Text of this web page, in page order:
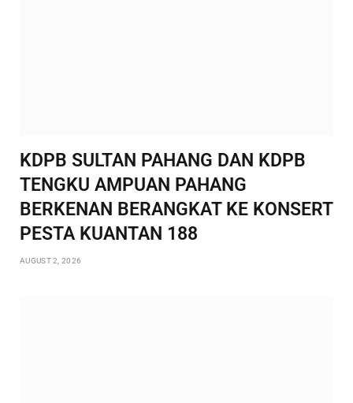
KDPB SULTAN PAHANG DAN KDPB
TENGKU AMPUAN PAHANG
BERKENAN BERANGKAT KE KONSERT
PESTA KUANTAN 188
AUGUST 2, 2026